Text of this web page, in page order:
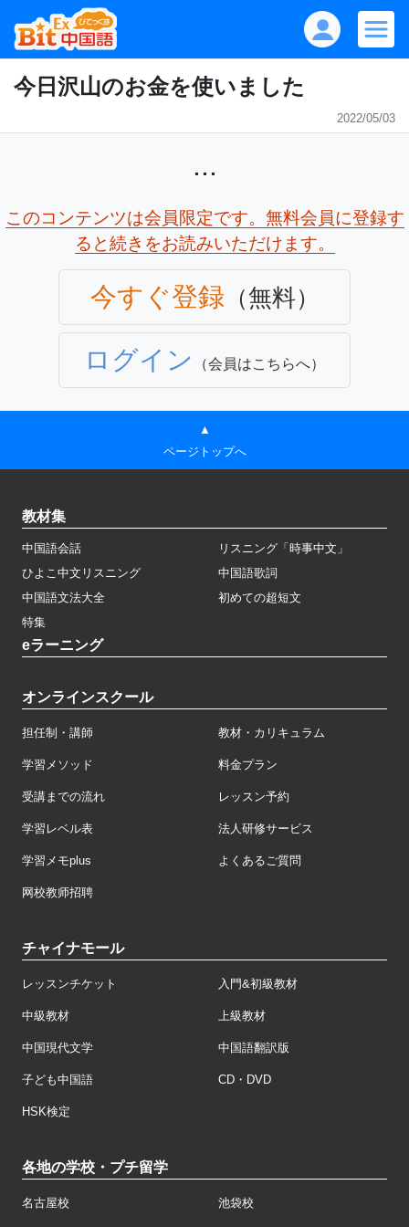
今日沢山のお金を使いました
2022/05/03
...
このコンテンツは会員限定です。無料会員に登録す
ると続きをお読みいただけます。
今すぐ登録 （無料）
ログイン （会員はこちらへ）
▲
ページトップへ
教材集
中国語会話
リスニング「時事中文」
ひよこ中文リスニング
中国語歌詞
中国語文法大全
初めての超短文
特集
eラーニング
オンラインスクール
担任制・講師 教材・カリキュラム
学習メソッド 料金プラン
受講までの流れ レッスン予約
学習レベル表 法人研修サービス
学習メモplus よくあるご質問
网校教师招聘
チャイナモール
レッスンチケット 入門&初級教材
中級教材 上級教材
中国現代文学 中国語翻訳版
子ども中国語 CD・DVD
HSK検定
各地の学校・プチ留学
名古屋校 池袋校